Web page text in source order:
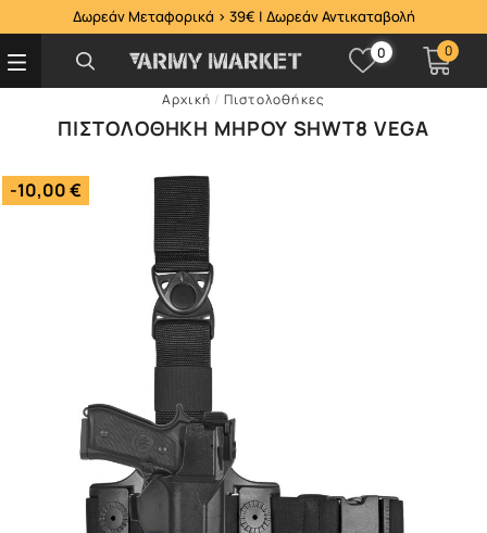
Δωρεάν Μεταφορικά > 39€ | Δωρεάν Αντικαταβολή
0 0
Αρχική / Πιστολοθήκες
ΠΙΣΤΟΛΟΘΉΚΗ ΜΗΡΟΎ SHWT8 VEGA
-10,00 €